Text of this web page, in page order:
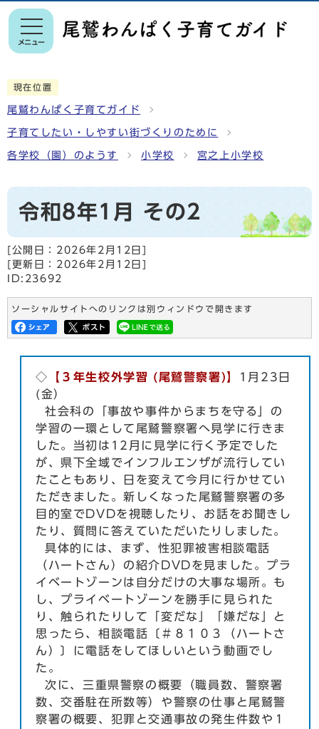
メニュー
現在位置
尾鷲わんぱく子育てガイド
子育てしたい・しやすい街づくりのために
各学校（園）のようす 小学校 宮之上小学校
令和8年1月 その2
[公開日： 2026年2月12日 ]
[更新日： 2026年2月12日 ]
ID:23692
ソーシャルサイトへのリンクは別ウィンドウで開きます
◇ 【３年生校外学習 (尾鷲警察署)】
1月23日
(金）
社会科の「事故や事件からまちを守る」の
学習の一環として尾鷲警察署へ見学に行きま
した。当初は12月に見学に行く予定でした
が、県下全域でインフルエンザが流行してい
たこともあり、日を変えて今月に行かせてい
ただきました。新しくなった尾鷲警察署の多
目的室でDVDを視聴したり、お話をお聞きし
たり、質問に答えていただいたりしました。
具体的には、まず、性犯罪被害相談電話
（ハートさん）の紹介DVDを見ました。プラ
イベートゾーンは自分だけの大事な場所。も
し、プライベートゾーンを勝手に見られた
り、触られたりして「変だな」「嫌だな」と
思ったら、相談電話〔＃８１０３（ハートさ
ん）〕に電話をしてほしいという動画でし
た。
次に、三重県警察の概要（職員数、警察署
数、交番駐在所数等）や警察の仕事と尾鷲警
察署の概要、犯罪と交通事故の発生件数や１